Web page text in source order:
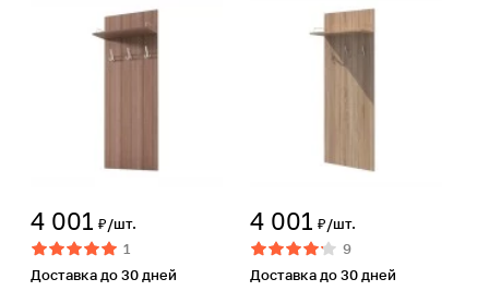
4 001 ₽/шт.
1
Доставка до 30 дней
4 001 ₽/шт.
9
Доставка до 30 дней